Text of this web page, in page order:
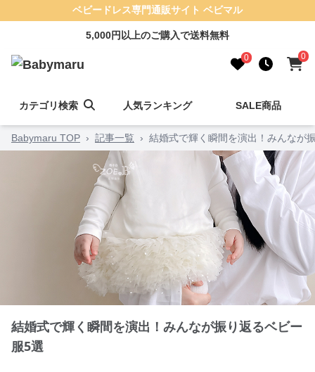
ベビードレス専門通販サイト ベビマル
5,000円以上のご購入で送料無料
0 0
カテゴリ検索 人気ランキング SALE商品
Babymaru TOP › 記事一覧 › 結婚式で輝く瞬間を演出！みんなが
結婚式で輝く瞬間を演出！みんなが振り返るベビー
服5選